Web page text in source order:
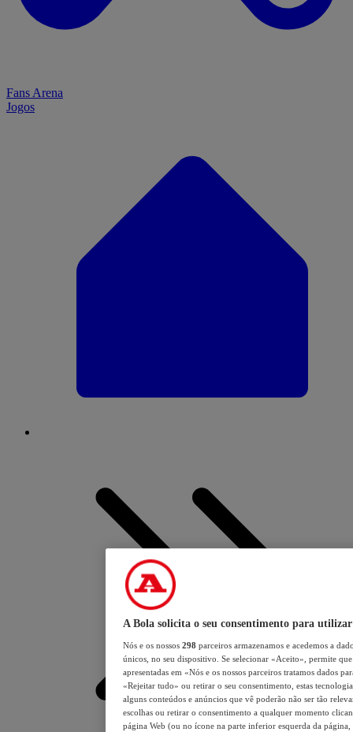
Fans Arena
Jogos
A Bola solicita o seu consentimento para utilizar
Nós e os nossos 298 parceiros armazenamos e acedemos a
únicos, no seu dispositivo. Se selecionar «Aceito», permite
apresentadas em «Nós e os nossos parceiros tratamos dados
«Rejeitar tudo» ou retirar o seu consentimento, estas
alguns conteúdos e anúncios que vê poderão não ser tão
escolhas ou retirar o consentimento a qualquer momento
página Web (ou no ícone na parte inferior esquerda da página,